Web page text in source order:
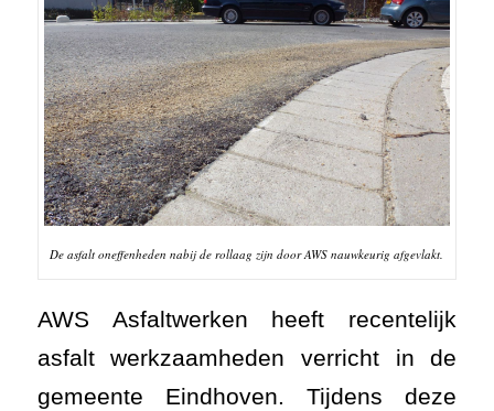
De asfalt oneffenheden nabij de rollaag zijn door AWS nauwkeurig afgevlakt.
AWS Asfaltwerken heeft recentelijk
asfalt werkzaamheden verricht in de
gemeente Eindhoven. Tijdens deze